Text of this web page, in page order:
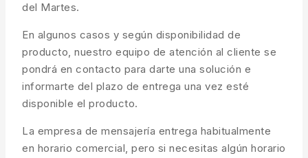
del Martes.
En algunos casos y según disponibilidad de
producto, nuestro equipo de atención al cliente se
pondrá en contacto para darte una solución e
informarte del plazo de entrega una vez esté
disponible el producto.
La empresa de mensajería entrega habitualmente
en horario comercial, pero si necesitas algún horario